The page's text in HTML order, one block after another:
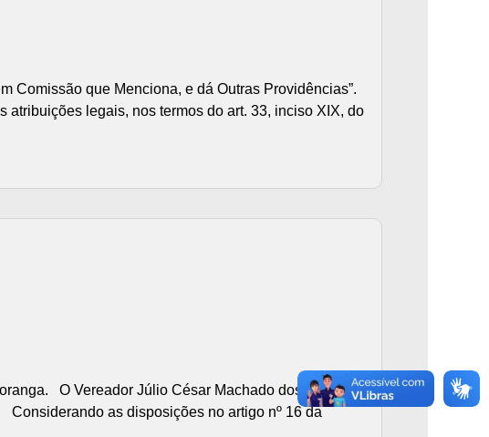
Comissão que Menciona, e dá Outras Providências”.
legais, nos termos do art. 33, inciso XIX, do
O Vereador Júlio César Machado dos Santos,
as disposições no artigo nº 16 da